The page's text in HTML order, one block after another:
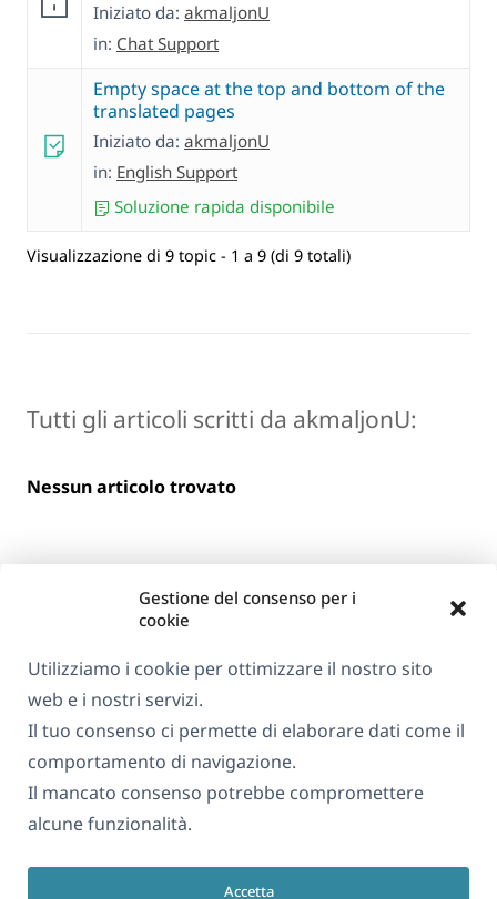
Gestione del consenso per i
cookie
Utilizziamo i cookie per ottimizzare il nostro sito
web e i nostri servizi.
Il tuo consenso ci permette di elaborare dati come il
comportamento di navigazione.
Il mancato consenso potrebbe compromettere
alcune funzionalità.
Accetta
Iniziato da: akmaljonU
in: Chat Support
Empty space at the top and bottom of the
translated pages
Iniziato da: akmaljonU
in: English Support
Soluzione rapida disponibile
Visualizzazione di 9 topic - 1 a 9 (di 9 totali)
Tutti gli articoli scritti da akmaljonU:
Nessun articolo trovato
GDPR e Informativa sulla Privacy
Unisciti al nostro team(si
apre apre apre